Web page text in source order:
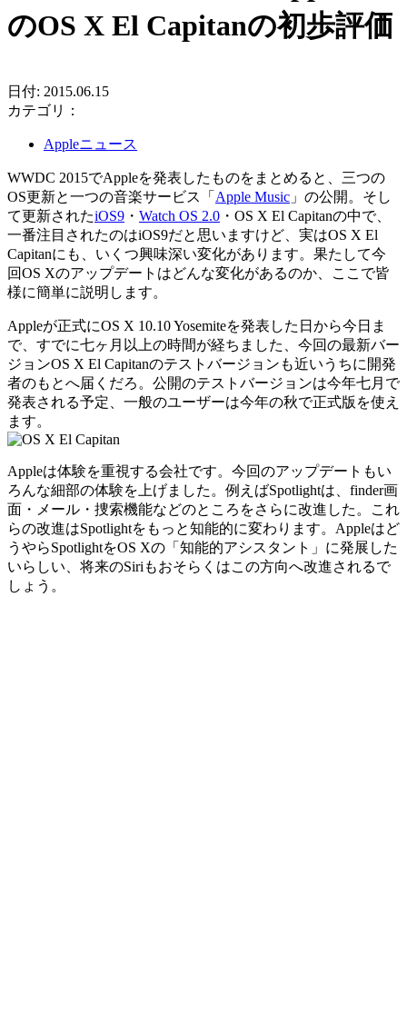
のOS X El Capitanの初歩評価
日付: 2015.06.15
カテゴリ：
Appleニュース
WWDC 2015でAppleを発表したものをまとめると、三つの
OS更新と一つの音楽サービス「 Apple Music 」の公開。そし
て更新されたiOS9 ・ Watch OS 2.0 ・OS X El Capitanの中で、
一番注目されたのはiOS9だと思いますけど、実はOS X El
Capitanにも、いくつ興味深い変化があります。果たして今
回OS Xのアップデートはどんな変化があるのか、ここで皆
様に簡単に説明します。
Appleが正式にOS X 10.10 Yosemiteを発表した日から今日ま
で、すでに七ヶ月以上の時間が経ちました、今回の最新バー
ジョンOS X El Capitanのテストバージョンも近いうちに開発
者のもとへ届くだろ。公開のテストバージョンは今年七月で
発表される予定、一般のユーザーは今年の秋で正式版を使え
ます。
Appleは体験を重視する会社です。今回のアップデートもい
ろんな細部の体験を上げました。例えばSpotlightは、finder画
面・メール・捜索機能などのところをさらに改進した。これ
らの改進はSpotlightをもっと知能的に変わります。Appleはど
うやらSpotlightをOS Xの「知能的アシスタント」に発展した
いらしい、将来のSiriもおそらくはこの方向へ改進されるで
しょう。